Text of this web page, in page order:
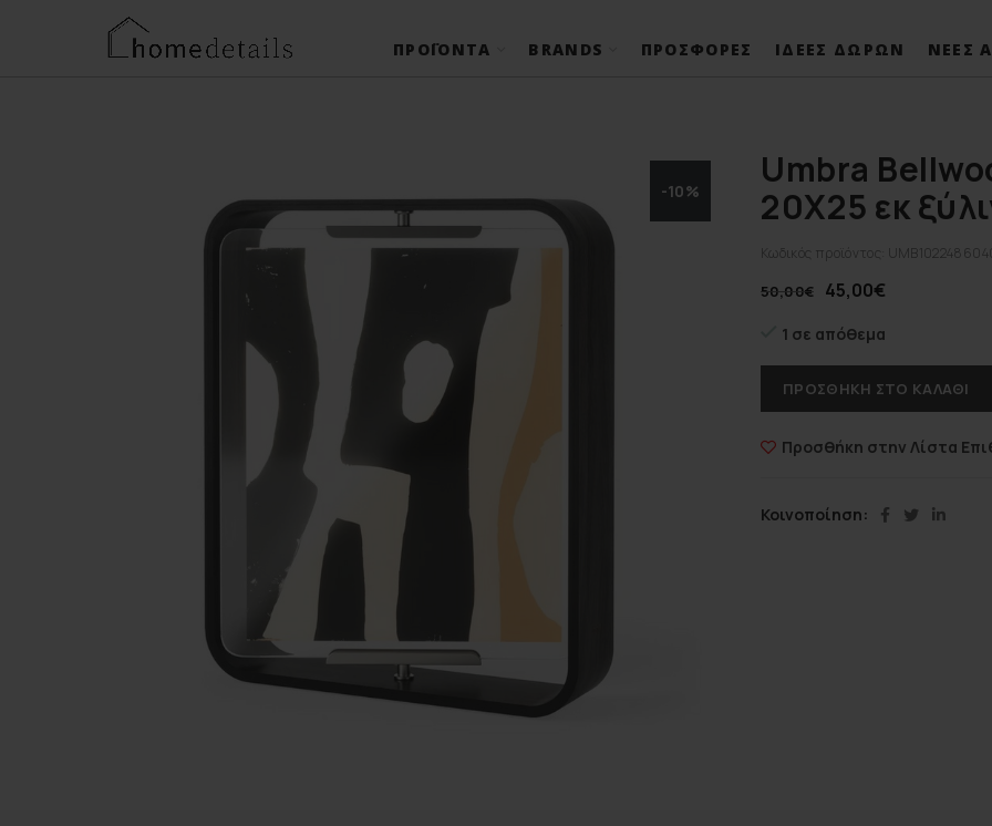
ΠΡΟΪΌΝΤΑ BRANDS ΠΡΟΣΦΟΡΈΣ ΙΔΈΕΣ ΔΏΡΩΝ ΝΈΕΣ
-10%
Umbra
20Χ25 εκ
Κωδικός προϊόντος: UMB1022486040
50,00€ 45,00€
1 σε απόθεμα
ΠΡΟΣΘΉΚΗ ΣΤΟ ΚΑΛΆΘΙ
Προσθήκη στην Λίστα
Κοινοποίηση